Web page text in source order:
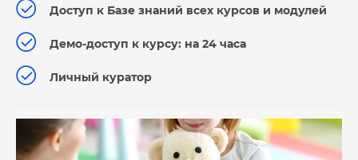
Доступ к Базе знаний всех курсов и модулей
Демо-доступ к курсу: на 24 часа
Личный куратор